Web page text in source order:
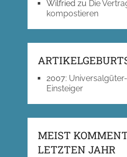
Wilfried zu Die
kompostieren
2007:
Einsteiger
MEIST
LETZTEN JAHR